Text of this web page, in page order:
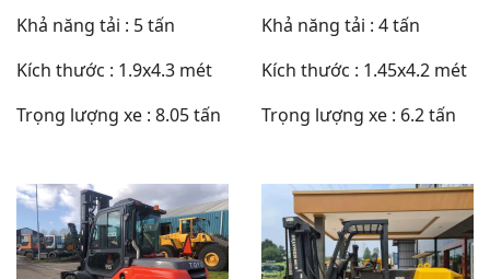
Khả năng tải : 5 tấn
Kích thước : 1.9x4.3 mét
Trọng lượng xe : 8.05 tấn
Khả năng tải : 4 tấn
Kích thước : 1.45x4.2 mét
Trọng lượng xe : 6.2 tấn